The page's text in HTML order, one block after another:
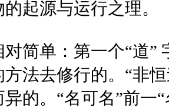
起源与运行之理。
简单：第一个“道”
法去修行的。“非
的。“名可名”前一